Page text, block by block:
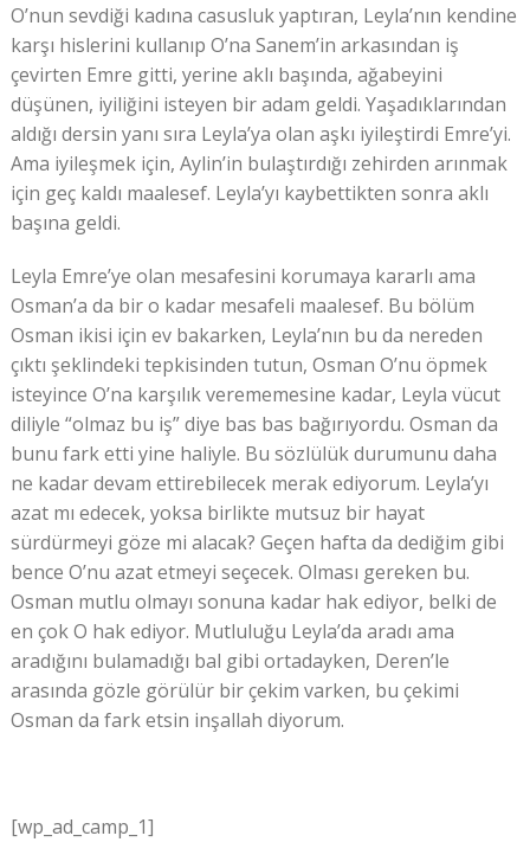
O’nun sevdiği kadına casusluk yaptıran, Leyla’nın kendine
karşı hislerini kullanıp O’na Sanem’in arkasından iş
çevirten Emre gitti, yerine aklı başında, ağabeyini
düşünen, iyiliğini isteyen bir adam geldi. Yaşadıklarından
aldığı dersin yanı sıra Leyla’ya olan aşkı iyileştirdi Emre’yi.
Ama iyileşmek için, Aylin’in bulaştırdığı zehirden arınmak
için geç kaldı maalesef. Leyla’yı kaybettikten sonra aklı
başına geldi.
Leyla Emre’ye olan mesafesini korumaya kararlı ama
Osman’a da bir o kadar mesafeli maalesef. Bu bölüm
Osman ikisi için ev bakarken, Leyla’nın bu da nereden
çıktı şeklindeki tepkisinden tutun, Osman O’nu öpmek
isteyince O’na karşılık verememesine kadar, Leyla vücut
diliyle “olmaz bu iş” diye bas bas bağırıyordu. Osman da
bunu fark etti yine haliyle. Bu sözlülük durumunu daha
ne kadar devam ettirebilecek merak ediyorum. Leyla’yı
azat mı edecek, yoksa birlikte mutsuz bir hayat
sürdürmeyi göze mi alacak? Geçen hafta da dediğim gibi
bence O’nu azat etmeyi seçecek. Olması gereken bu.
Osman mutlu olmayı sonuna kadar hak ediyor, belki de
en çok O hak ediyor. Mutluluğu Leyla’da aradı ama
aradığını bulamadığı bal gibi ortadayken, Deren’le
arasında gözle görülür bir çekim varken, bu çekimi
Osman da fark etsin inşallah diyorum.
[wp_ad_camp_1]